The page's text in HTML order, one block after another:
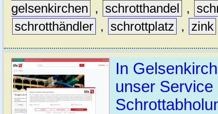
gelsenkirchen
, schrotthandel ,
schrotthändler , schrottplatz , zink
In
unser